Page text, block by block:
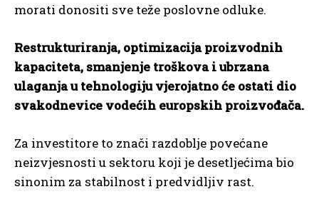
morati donositi sve teže poslovne odluke.
Restrukturiranja, optimizacija proizvodnih
kapaciteta, smanjenje troškova i ubrzana
ulaganja u tehnologiju vjerojatno će ostati dio
svakodnevice vodećih europskih proizvođača.
Za investitore to znači razdoblje povećane
neizvjesnosti u sektoru koji je desetljećima bio
sinonim za stabilnost i predvidljiv rast.